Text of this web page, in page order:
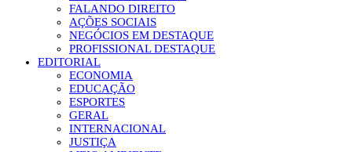
FALANDO DIREITO
AÇÕES SOCIAIS
NEGÓCIOS EM DESTAQUE
PROFISSIONAL DESTAQUE
EDITORIAL
ECONOMIA
EDUCAÇÃO
ESPORTES
GERAL
INTERNACIONAL
JUSTIÇA